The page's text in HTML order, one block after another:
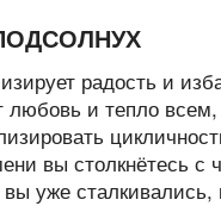
радость и
и тепло всем,
вы
уже